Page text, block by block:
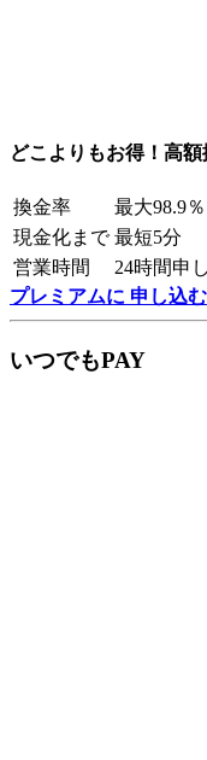
どこよりもお得！高
換金率
最大98.9％
現金化まで 最短5分
営業時間
24時間申
プレミアムに 申し込む
いつでもPAY